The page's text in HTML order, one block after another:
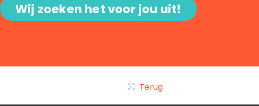
Wij zoeken het voor jou uit!
Terug